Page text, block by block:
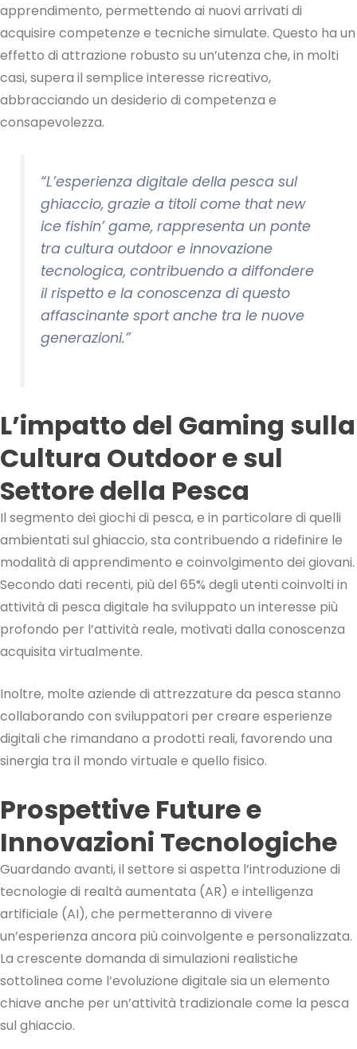
apprendimento, permettendo ai nuovi arrivati di
acquisire competenze e tecniche simulate. Questo ha un
effetto di attrazione robusto su un’utenza che, in molti
casi, supera il semplice interesse ricreativo,
abbracciando un desiderio di competenza e
consapevolezza.
“L’esperienza digitale della pesca sul
ghiaccio, grazie a titoli come that new
ice fishin’ game, rappresenta un ponte
tra cultura outdoor e innovazione
tecnologica, contribuendo a diffondere
il rispetto e la conoscenza di questo
affascinante sport anche tra le nuove
generazioni.”
L’impatto del Gaming sulla
Cultura Outdoor e sul
Settore della Pesca
Il segmento dei giochi di pesca, e in particolare di quelli
ambientati sul ghiaccio, sta contribuendo a ridefinire le
modalità di apprendimento e coinvolgimento dei giovani.
Secondo dati recenti, più del 65% degli utenti coinvolti in
attività di pesca digitale ha sviluppato un interesse più
profondo per l’attività reale, motivati dalla conoscenza
acquisita virtualmente.
Inoltre, molte aziende di attrezzature da pesca stanno
collaborando con sviluppatori per creare esperienze
digitali che rimandano a prodotti reali, favorendo una
sinergia tra il mondo virtuale e quello fisico.
Prospettive Future e
Innovazioni Tecnologiche
Guardando avanti, il settore si aspetta l’introduzione di
tecnologie di realtà aumentata (AR) e intelligenza
artificiale (AI), che permetteranno di vivere
un’esperienza ancora più coinvolgente e personalizzata.
La crescente domanda di simulazioni realistiche
sottolinea come l’evoluzione digitale sia un elemento
chiave anche per un’attività tradizionale come la pesca
sul ghiaccio.